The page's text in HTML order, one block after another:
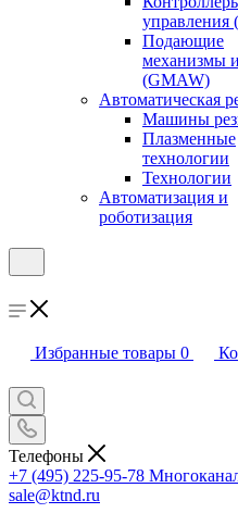
управления
Подающие
механизмы
(GMAW)
Автоматическая
Машины
Плазменные
технологии
Технологии
Автоматизация и
роботизация
Избранные товары 0
Телефоны
+7 (495) 225-95-78
sale@ktnd.ru